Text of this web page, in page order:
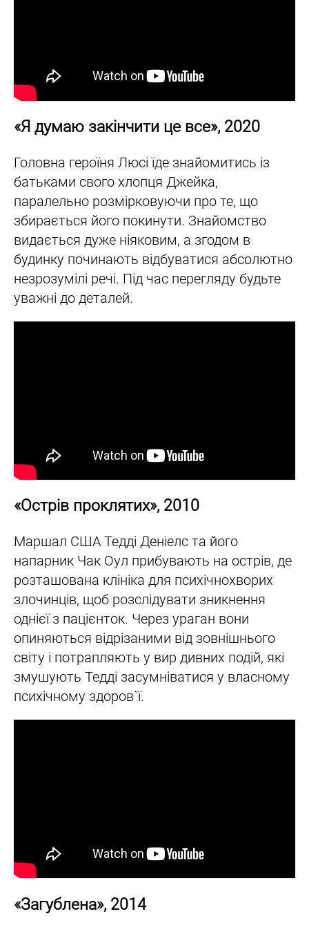
«Я думаю закінчити це все», 2020
Головна героїня Люсі їде знайомитись із
батьками свого хлопця Джейка,
паралельно розмірковуючи про те, що
збирається його покинути. Знайомство
видається дуже ніяковим, а згодом в
будинку починають відбуватися абсолютно
незрозумілі речі. Під час перегляду будьте
уважні до деталей.
«Острів проклятих», 2010
Маршал США Тедді Деніелс та його
напарник Чак Оул прибувають на острів, де
розташована клініка для психічнохворих
злочинців, щоб розслідувати зникнення
однієї з пацієнток. Через ураган вони
опиняються відрізаними від зовнішнього
світу і потрапляють у вир дивних подій, які
змушують Тедді засумніватися у власному
психічному здоров`ї.
«Загублена», 2014